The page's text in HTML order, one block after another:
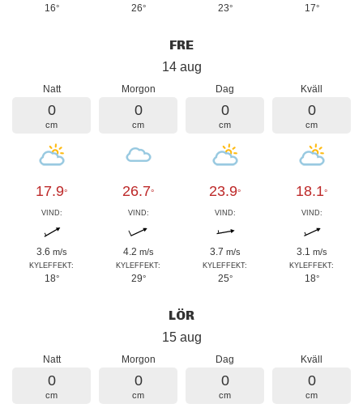
16° 26° 23° 17°
FRE
14 aug
Natt
0
cm
17.9°
VIND:
3.6 m/s
KYLEFFEKT:
18°
Morgon
0
cm
26.7°
VIND:
4.2 m/s
KYLEFFEKT:
29°
Dag
0
cm
23.9°
VIND:
3.7 m/s
KYLEFFEKT:
25°
Kväll
0
cm
18.1°
VIND:
3.1 m/s
KYLEFFEKT:
18°
LÖR
15 aug
Natt
0
cm
Morgon
0
cm
Dag
0
cm
Kväll
0
cm